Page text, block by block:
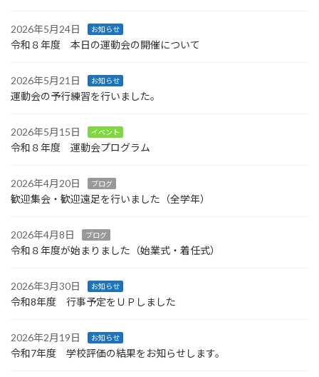
2026年5月24日 お知らせ
令和８年度 本日の運動会の開催について
2026年5月21日 お知らせ
運動会の予行練習を行いました。
2026年5月15日 イベント
令和８年度 運動会プログラム
2026年4月20日 ブログ
歓迎集会・歓迎遠足を行いました（全学年）
2026年4月8日 ブログ
令和８年度が始まりました（始業式・着任式）
2026年3月30日 お知らせ
令和8年度 行事予定をＵＰしました
2026年2月19日 お知らせ
令和7年度 学校評価の結果をお知らせします。